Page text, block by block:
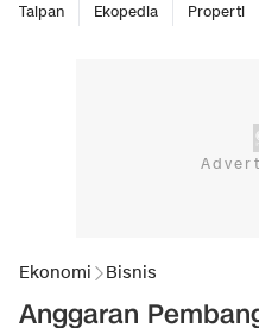
Taipan Ekopedia Properti
Ekonomi Bisnis
Anggaran